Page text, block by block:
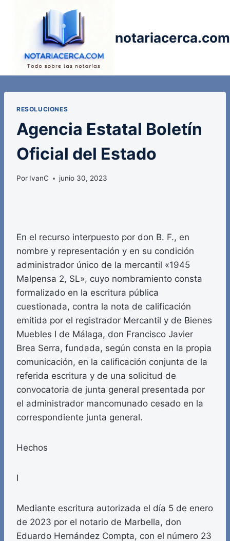
notariacerca.com
RESOLUCIONES
Agencia Estatal Boletín
Oficial del Estado
Por IvanC junio 30, 2023
En el recurso interpuesto por don B. F., en
nombre y representación y en su condición
administrador único de la mercantil «1945
Malpensa 2, SL», cuyo nombramiento consta
formalizado en la escritura pública
cuestionada, contra la nota de calificación
emitida por el registrador Mercantil y de Bienes
Muebles I de Málaga, don Francisco Javier
Brea Serra, fundada, según consta en la propia
comunicación, en la calificación conjunta de la
referida escritura y de una solicitud de
convocatoria de junta general presentada por
el administrador mancomunado cesado en la
correspondiente junta general.
Hechos
I
Mediante escritura autorizada el día 5 de enero
de 2023 por el notario de Marbella, don
Eduardo Hernández Compta, con el número 23